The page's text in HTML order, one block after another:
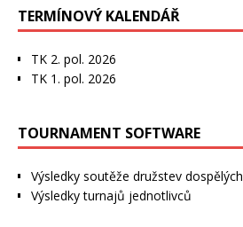
TERMÍNOVÝ KALENDÁŘ
TK 2. pol. 2026
TK 1. pol. 2026
TOURNAMENT SOFTWARE
Výsledky soutěže družstev dospělých
Výsledky turnajů jednotlivců